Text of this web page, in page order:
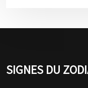
SIGNES DU